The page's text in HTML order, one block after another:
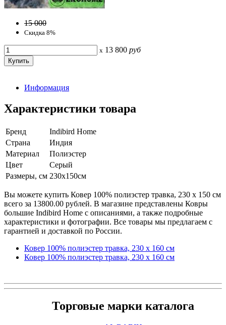
15 000
Скидка 8%
x 13 800 руб
Информация
Характеристики товара
Бренд
Indibird Home
Страна
Индия
Материал
Полиэстер
Цвет
Серый
Размеры, см 230х150см
Вы можете купить Ковер 100% полиэстер травка, 230 х 150 см
всего за 13800.00 рублей. В магазине представлены Ковры
большие Indibird Home с описаниями, а также подробные
характеристики и фотографии. Все товары мы предлагаем с
гарантией и доставкой по России.
Ковер 100% полиэстер травка, 230 х 160 см
Ковер 100% полиэстер травка, 230 х 160 см
Торговые марки каталога